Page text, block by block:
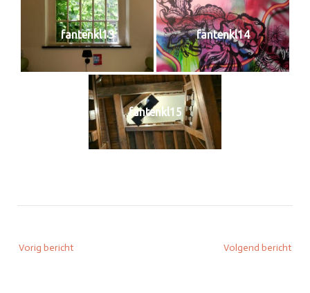
fantenkl13 fantenkl14
fantenkl15
navigatie
Vorig bericht Volgend bericht